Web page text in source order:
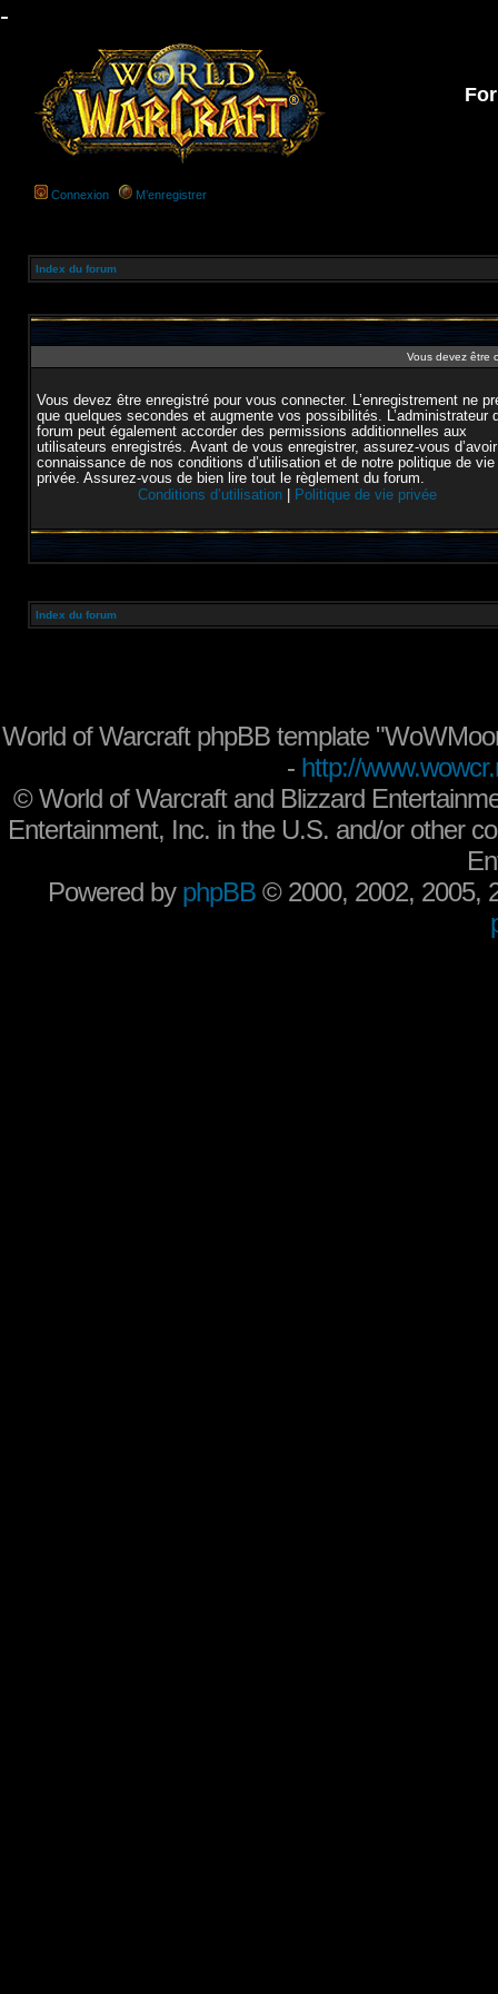
-
Connexion M’enregistrer
Index du forum
Vous devez être
Vous devez être enregistré pour vous connecter. L’enregistrement ne
que quelques secondes et augmente vos possibilités. L’administrateur
forum peut également accorder des permissions additionnelles aux
utilisateurs enregistrés. Avant de vous enregistrer, assurez-vous
connaissance de nos conditions d’utilisation et de notre politique de vie
privée. Assurez-vous de bien lire tout le règlement du forum.
Conditions d’utilisation
Politique de vie privée
Index du forum
World of Warcraft phpBB template
- http://
©World of Warcraft and Blizzard
Entertainment, Inc. in the U.S. and/or other
Powered by phpBB © 2000, 2002, 2005,